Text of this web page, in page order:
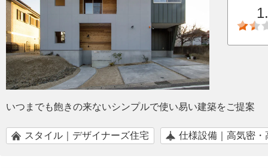
いつまでも飽きの来ないシンプルで使い易い建築をご提案
スタイル｜デザイナーズ住宅 仕様設備｜高気密・